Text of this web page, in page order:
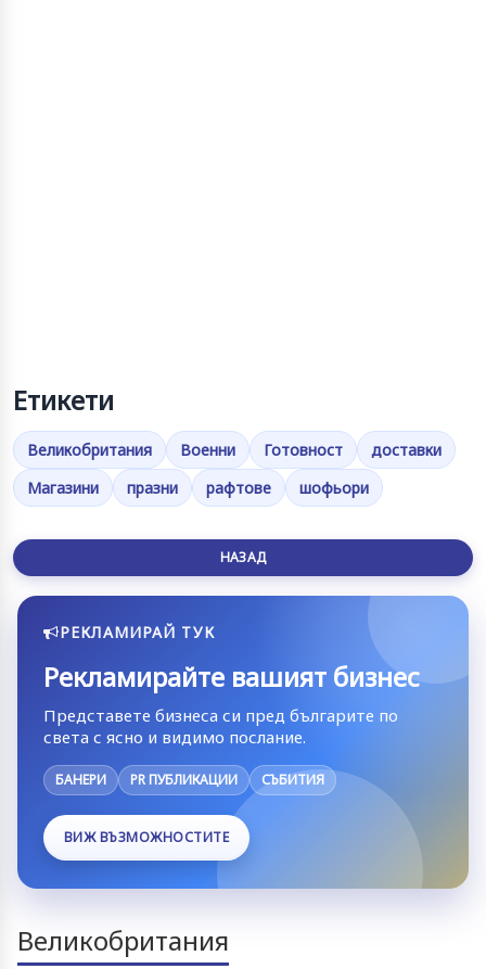
Етикети
Великобритания Военни Готовност
доставки
Магазини
празни рафтове шофьори
НАЗАД
РЕКЛАМИРАЙ ТУК
Рекламирайте вашият бизнес
Представете бизнеса си пред българите по
света с ясно и видимо послание.
БАНЕРИ PR ПУБЛИКАЦИИ СЪБИТИЯ
ВИЖ ВЪЗМОЖНОСТИТЕ
Великобритания